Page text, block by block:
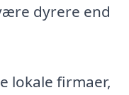
dyrere end
lokale firmaer,